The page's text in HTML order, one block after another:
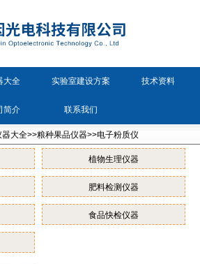
大全 实验室建设方案 技术资料
简介 联系我们
器大全>>粮种果品仪器>>电子粉质仪
植物生理仪器
肥料检测仪器
食品快检仪器